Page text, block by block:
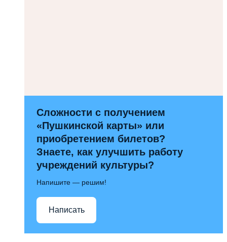
Сложности с получением
«Пушкинской карты» или
приобретением билетов?
Знаете, как улучшить работу
учреждений культуры?
Напишите — решим!
Написать